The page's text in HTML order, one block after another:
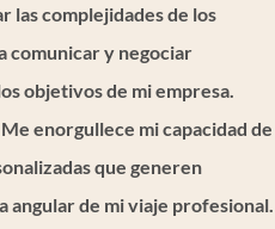
las complejidades de los
comunicar y negociar
objetivos de mi empresa.
enorgullece mi capacidad de
que generen
angular de mi viaje profesional.